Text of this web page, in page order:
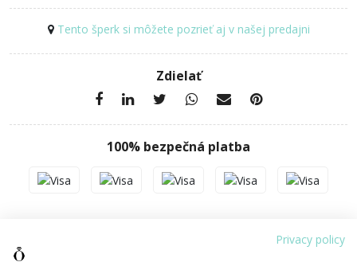
Tento šperk si môžete pozrieť aj v našej predajni
Zdielať
100% bezpečná platba
Privacy policy